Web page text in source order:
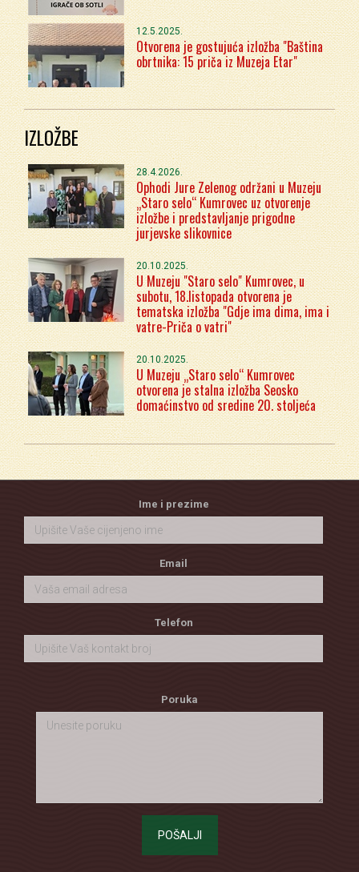
12.5.2025.
Otvorena je gostujuća izložba "Baština
obrtnika: 15 priča iz Muzeja Etar"
IZLOŽBE
28.4.2026.
Ophodi Jure Zelenog održani u Muzeju
„Staro selo“ Kumrovec uz otvorenje
izložbe i predstavljanje prigodne
jurjevske slikovnice
20.10.2025.
U Muzeju "Staro selo" Kumrovec, u
subotu, 18.listopada otvorena je
tematska izložba "Gdje ima dima, ima i
vatre-Priča o vatri"
20.10.2025.
U Muzeju „Staro selo“ Kumrovec
otvorena je stalna izložba Seosko
domaćinstvo od sredine 20. stoljeća
Ime i prezime
Email
Telefon
Poruka
POŠALJI